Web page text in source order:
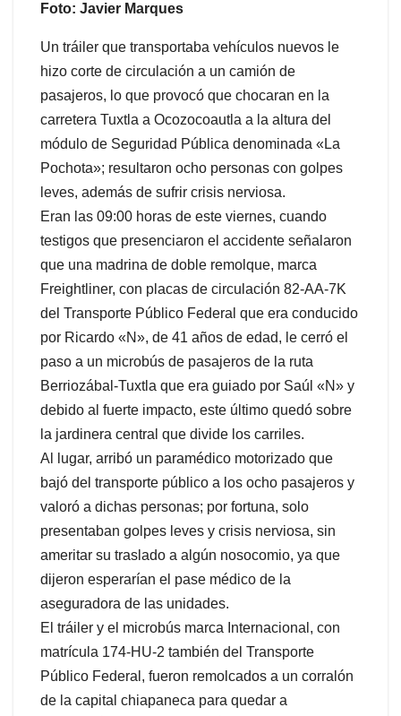
Foto: Javier Marques
Un tráiler que transportaba vehículos nuevos le
hizo corte de circulación a un camión de
pasajeros, lo que provocó que chocaran en la
carretera Tuxtla a Ocozocoautla a la altura del
módulo de Seguridad Pública denominada «La
Pochota»; resultaron ocho personas con golpes
leves, además de sufrir crisis nerviosa.
Eran las 09:00 horas de este viernes, cuando
testigos que presenciaron el accidente señalaron
que una madrina de doble remolque, marca
Freightliner, con placas de circulación 82-AA-7K
del Transporte Público Federal que era conducido
por Ricardo «N», de 41 años de edad, le cerró el
paso a un microbús de pasajeros de la ruta
Berriozábal-Tuxtla que era guiado por Saúl «N» y
debido al fuerte impacto, este último quedó sobre
la jardinera central que divide los carriles.
Al lugar, arribó un paramédico motorizado que
bajó del transporte público a los ocho pasajeros y
valoró a dichas personas; por fortuna, solo
presentaban golpes leves y crisis nerviosa, sin
ameritar su traslado a algún nosocomio, ya que
dijeron esperarían el pase médico de la
aseguradora de las unidades.
El tráiler y el microbús marca Internacional, con
matrícula 174-HU-2 también del Transporte
Público Federal, fueron remolcados a un corralón
de la capital chiapaneca para quedar a